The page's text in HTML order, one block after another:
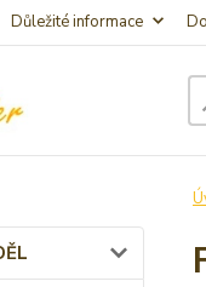
Důležité informace